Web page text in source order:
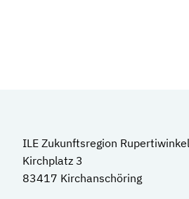
ILE Zukunftsregion
Kirchplatz 3
83417 Kirchanschöring